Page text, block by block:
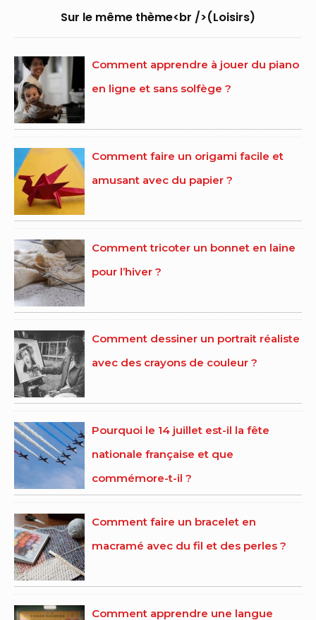
Sur le même thème<br />(Loisirs)
Comment apprendre à jouer du piano
en ligne et sans solfège ?
Comment faire un origami facile et
amusant avec du papier ?
Comment tricoter un bonnet en laine
pour l’hiver ?
Comment dessiner un portrait réaliste
avec des crayons de couleur ?
Pourquoi le 14 juillet est-il la fête
nationale française et que
commémore-t-il ?
Comment faire un bracelet en
macramé avec du fil et des perles ?
Comment apprendre une langue